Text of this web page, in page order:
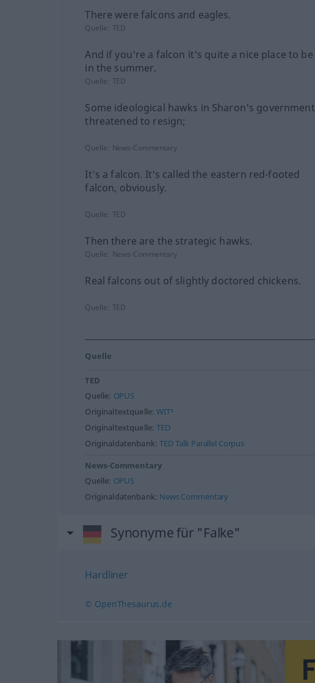
There were falcons and eagles.
Quelle: TED
And if you're a falcon it's quite a nice place to be
in the summer.
Quelle: TED
Some ideological hawks in Sharon's government
threatened to resign;
Quelle: News-Commentary
It's a falcon. It's called the eastern red-footed
falcon, obviously.
Quelle: TED
Then there are the strategic hawks.
Quelle: News-Commentary
Real falcons out of slightly doctored chickens.
Quelle: TED
Quelle
TED
Quelle: OPUS
Originaltextquelle:WIT³
Originaltextquelle:TED
Originaldatenbank:TED Talk Parallel Corpus
News-Commentary
Quelle: OPUS
Originaldatenbank: News Commentary
Synonyme für "Falke"
Hardliner
© OpenThesaurus.de